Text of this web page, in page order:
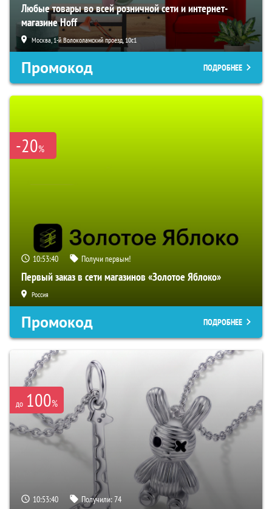
Любые товары во всей розничной сети и интернет-
магазине Hoff
Москва, 1-й Волоколамский проезд, 10с1
Промокод ПОДРОБНЕЕ
-20%
10:53:39 Получи первым!
Первый заказ в сети магазинов «Золотое Яблоко»
Россия
Промокод ПОДРОБНЕЕ
до 100%
10:53:39 Получили:74